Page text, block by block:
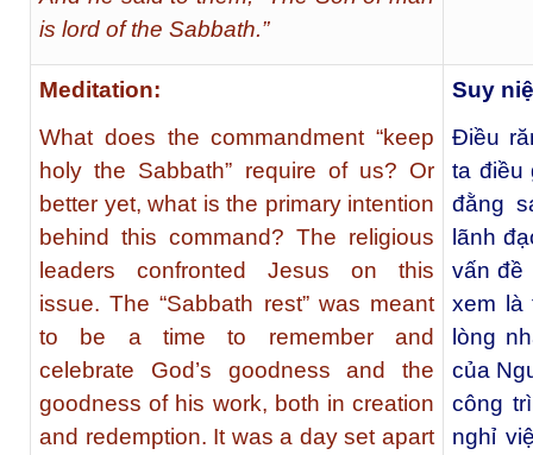
is lord of the Sabbath.”
Meditation:
What does the commandment “keep
holy the Sabbath” require of us? Or
better yet, what is the primary intention
behind this command? The religious
leaders confronted Jesus on this
issue. The “Sabbath rest” was meant
to be a time to remember and
celebrate God’s goodness and the
goodness of his work, both in creation
and redemption. It was a day set apart
Suy
Điều
ta điều
đằng
lãnh
vấn đề
xem là
lòng
của
công
nghỉ